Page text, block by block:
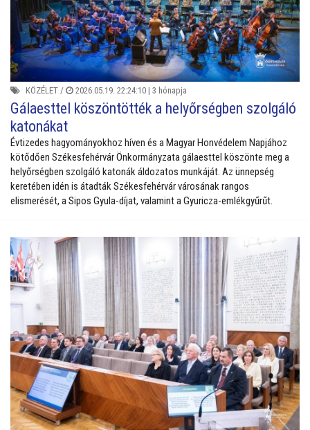
KÖZÉLET / 2026.05.19. 22:24:10 | 3 hónapja
Gálaesttel köszöntötték a helyőrségben szolgáló
katonákat
Évtizedes hagyományokhoz híven és a Magyar Honvédelem Napjához
kötődően Székesfehérvár Önkormányzata gálaesttel köszönte meg a
helyőrségben szolgáló katonák áldozatos munkáját. Az ünnepség
keretében idén is átadták Székesfehérvár városának rangos
elismerését, a Sipos Gyula-díjat, valamint a Gyuricza-emlékgyűrűt.